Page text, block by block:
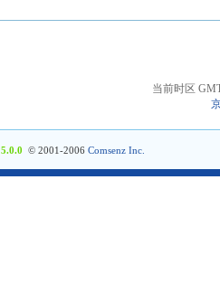
当前时区
5.0.0 © 2001-2006 Comsenz Inc.